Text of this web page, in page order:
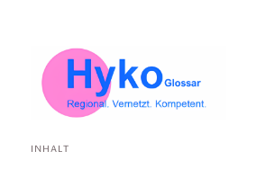
INHALT